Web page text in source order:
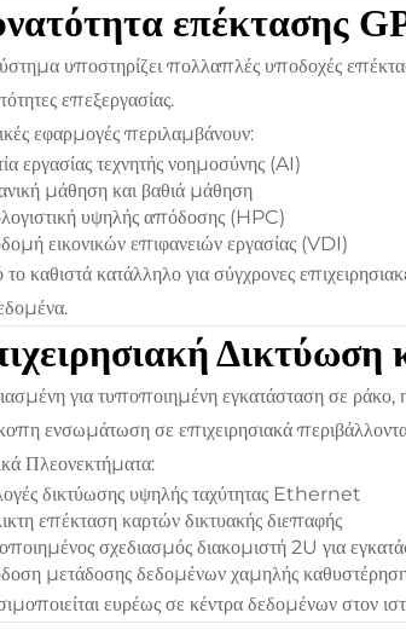
επέκτασης
υποστηρίζει πολλαπλές υποδοχές
επεξεργασίας.
εφαρμογές περιλαμβάνουν:
εργασίας τεχνητής νοημοσύνης (AI)
μάθηση και βαθιά μάθηση
υψηλής απόδοσης (HPC)
εικονικών επιφανειών εργασίας (VDI)
καθιστά κατάλληλο για σύγχρονες
για τυποποιημένη εγκατάσταση σε ράκο,
ενσωμάτωση σε επιχειρησιακά
Πλεονεκτήματα:
δικτύωσης υψηλής ταχύτητας Ethernet
επέκταση καρτών δικτυακής διεπαφής
σχεδιασμός διακομιστή 2U για
μετάδοσης δεδομένων χαμηλής
ευρέως σε κέντρα δεδομένων στον